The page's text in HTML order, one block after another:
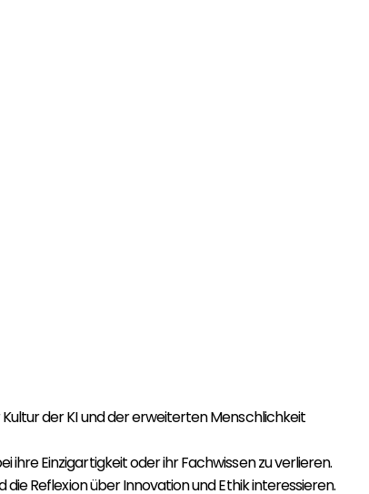
der KI und der erweiterten Menschlichkeit
Einzigartigkeit oder ihr Fachwissen zu verlieren.
Reflexion über Innovation und Ethik interessieren.